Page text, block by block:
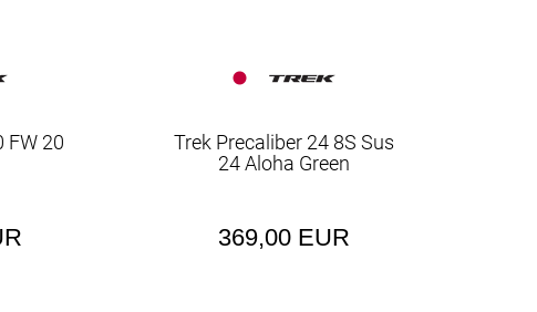
FW 20
Trek Precaliber 24 8S Sus
24 Aloha Green
369,00 EUR